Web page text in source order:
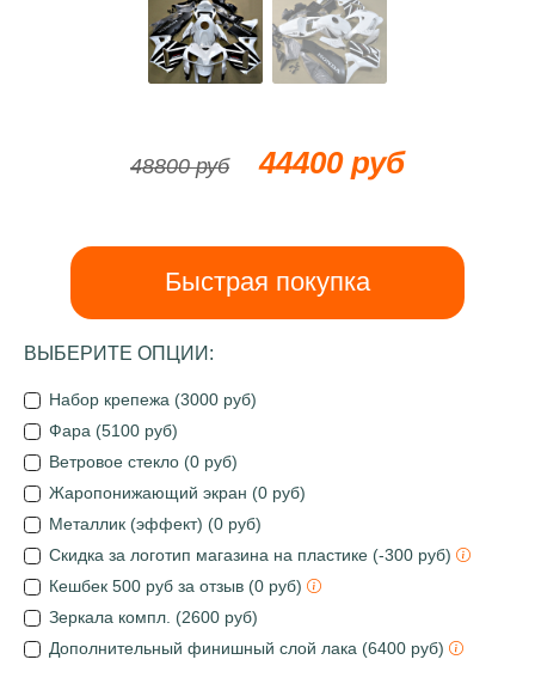
48800 руб 44400 руб
Быстрая покупка
ВЫБЕРИТЕ ОПЦИИ:
Набор крепежа (3000 руб)
Фара (5100 руб)
Ветровое стекло (0 руб)
Жаропонижающий экран (0 руб)
Металлик (эффект) (0 руб)
Скидка за логотип магазина на пластике (-300 руб)
Кешбек 500 руб за отзыв (0 руб)
Зеркала компл. (2600 руб)
Дополнительный финишный слой лака (6400 руб)